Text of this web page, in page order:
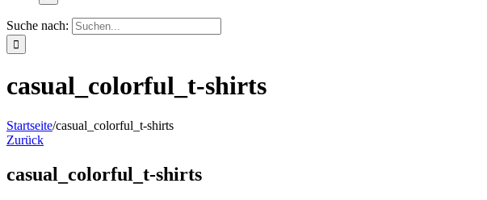
Suche nach:
casual_colorful_t-shirts
Startseite/casual_colorful_t-shirts
Zurück
casual_colorful_t-shirts